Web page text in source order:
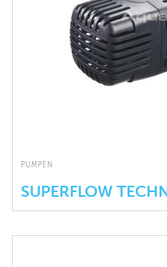
PUMPEN
SUPERFLOW